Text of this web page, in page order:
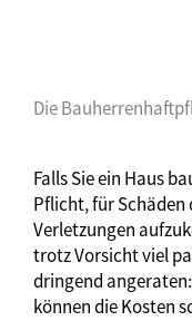
Die
Falls Sie ein Haus
Pflicht, für
Verletzungen
trotz Vorsicht viel
dringend
können die Kosten